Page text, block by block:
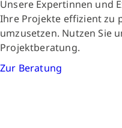
Unsere Expertinnen und
Ihre Projekte effizient zu
umzusetzen. Nutzen Sie
Projektberatung.
Zur Beratung